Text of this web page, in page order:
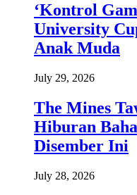
‘Kontrol
University
Anak Muda
July 29, 2026
The Mines
Hiburan
Disember Ini
July 28, 2026